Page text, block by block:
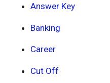
Answer Key
Banking
Career
Cut Off